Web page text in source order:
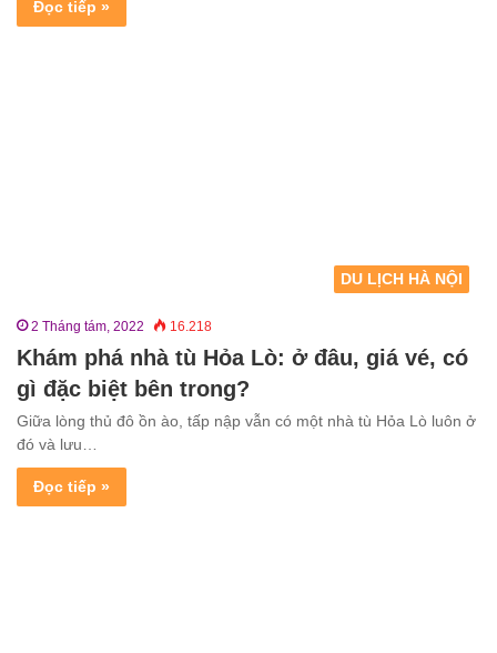
Đọc tiếp »
DU LỊCH HÀ NỘI
2 Tháng tám, 2022 16.218
Khám phá nhà tù Hỏa Lò: ở đâu, giá vé, có
gì đặc biệt bên trong?
Giữa lòng thủ đô ồn ào, tấp nập vẫn có một nhà tù Hỏa Lò luôn ở
đó và lưu…
Đọc tiếp »